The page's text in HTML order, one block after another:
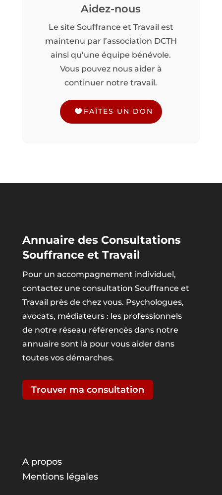
Aidez-nous
Le site Souffrance et Travail est
maintenu par l’association DCTH
ainsi qu’une équipe bénévole.
Vous pouvez nous aider à
continuer notre travail.
FAÎTES UN DON
Annuaire des Consultations
Souffrance et Travail
Pour un accompagnement individuel,
contactez une consultation Souffrance et
Travail près de chez vous. Psychologues,
avocats, médiateurs : les professionnels
de notre réseau référencés dans notre
annuaire sont là pour vous aider dans
toutes vos démarches.
Trouver ma consultation
A propos
Mentions légales